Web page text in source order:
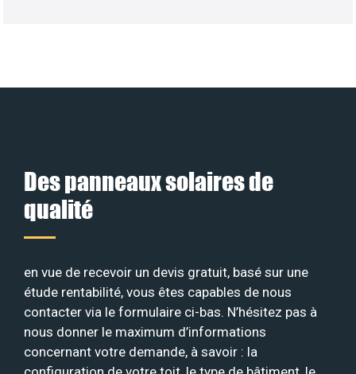
Des panneaux solaires de
qualité
en vue de recevoir un devis gratuit, basé sur une
étude rentabilité, vous êtes capables de nous
contacter via le formulaire ci-bas. N’hésitez pas à
nous donner le maximum d’informations
concernant votre demande, à savoir : la